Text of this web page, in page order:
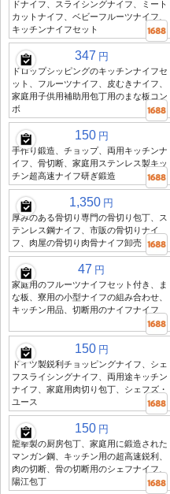
ドナイフ、スライシングナイフ、ミート
カットナイフ、ベビーフルーツナイフ、
キッチンナイフセット
347 円
ドロップシッピングのキッチンナイフセ
ット、フルーツナイフ、皮むきナイフ、
家庭用子供用補助用包丁用のまな板コン
ボ
150 円
手作り鍛造、チョップ、両用キッチンナ
イフ、骨切断、家庭用ステンレス製キッ
チン超高速ナイフ研ぎ鍛造
1,350 円
厚みのある骨切り専門の骨切り包丁、ス
テンレス鋼ナイフ、市販の骨切りナイ
フ、肉屋の骨切り肉骨ナイフ卸売
47 円
家庭用のフルーツナイフセット付き、ま
な板、寮用の小型ナイフの組み合わせ、
キッチン用品、切断用のナイフナイフ
150 円
ドイツ製鋭利チョッピングナイフ、シェ
フスライシングナイフ、両用途キッチン
ナイフ、家庭用肉切り包丁、シェフズ・
ユース
150 円
龍拳製の厨房包丁、家庭用に鍛造された
マンガン鋼、キッチン用の超高速鋭利、
肉の切断、骨の切断用のシェフナイフ、
陽江包丁